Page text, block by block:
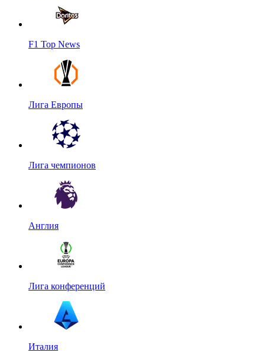
F1 Top News
Лига Европы
Лига чемпионов
Англия
Лига конференций
Италия